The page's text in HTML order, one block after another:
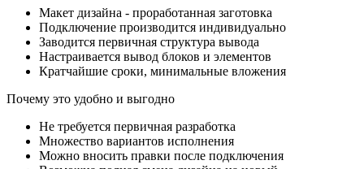
Макет дизайна - проработанная заготовка
Подключение производится индивидуально
Заводится первичная структура вывода
Настраивается вывод блоков и элементов
Кратчайшие сроки, минимальные вложения
Почему это удобно и выгодно
Не требуется первичная разработка
Множество вариантов исполнения
Можно вносить правки после подключения